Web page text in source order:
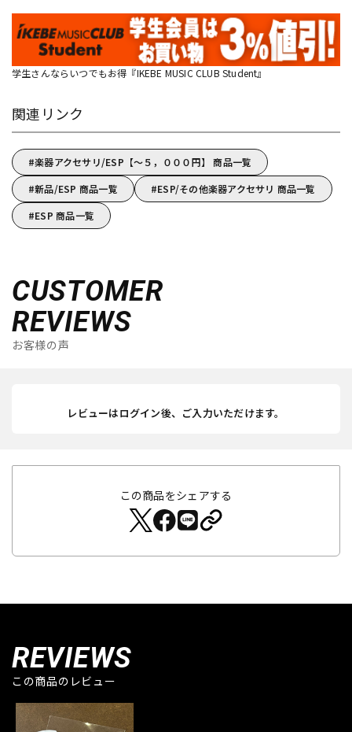
学生さんならいつでもお得『IKEBE MUSIC CLUB Student』
関連リンク
楽器アクセサリ/ESP【～５，０００円】 商品一覧
新品/ESP 商品一覧
ESP/その他楽器アクセサリ 商品一覧
ESP 商品一覧
CUSTOMER
REVIEWS
お客様の声
レビューはログイン後、ご入力いただけます。
この商品をシェアする
REVIEWS
この商品のレビュー